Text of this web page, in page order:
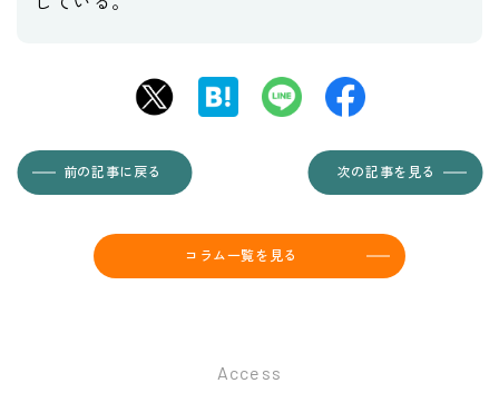
前の記事に戻る 次の記事を見る
コラム一覧を見る
Access